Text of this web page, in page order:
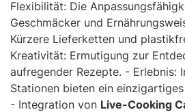
Flexibilität: Die
Geschmäcker und
Kürzere Lieferketten und
Kreativität: Ermutigung zur
aufregender Rezepte. - Erlebnis:
Stationen bieten ein
- Integration von Live-Cooking